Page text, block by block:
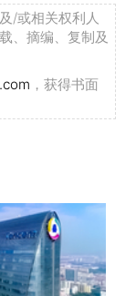
/或相关权利人
、摘编、复制及
，获得书面